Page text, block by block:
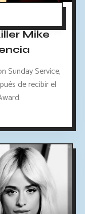
Mike
Sunday Service,
de recibir el